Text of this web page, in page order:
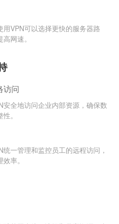
用VPN可以选择更快的服务器路
网速。
访问
安全地访问企业内部资源，确保数
。
一管理和监控员工的远程访问，
率。